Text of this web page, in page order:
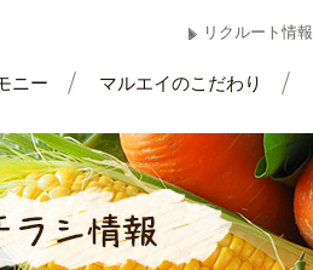
リクルート情報
ニー マルエイのこだわり